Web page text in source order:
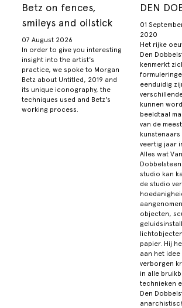
Betz on fences,
smileys and oilstick
07 August 2026
In order to give you interesting
insight into the artist's
practice, we spoke to Morgan
Betz about Untitled, 2019 and
its unique iconography, the
techniques used and Betz's
working process.
DEN
01
2020
Het rijke
Den
kenmerkt
eenduidig
kunnen
beeldtaal
van de
kunstenaars
veertig jaar
Alles wat
studio kan
de studio
objecten,
papier. Hij
aan het
verborgen
in alle
technieken
Den